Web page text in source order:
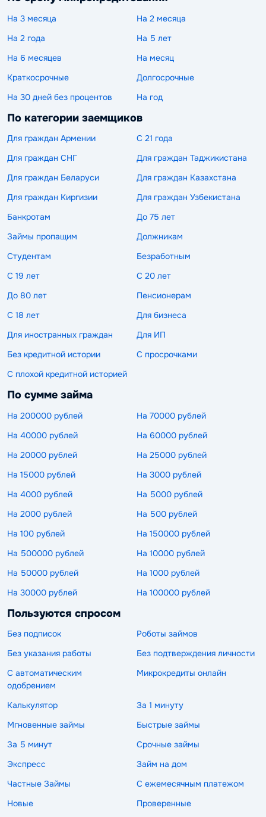
На 3 месяца
На 2 месяца
На 2 года
На 5 лет
На 6 месяцев
На месяц
Краткосрочные
Долгосрочные
На 30 дней без процентов
На год
По категории заемщиков
Для граждан Армении
С 21 года
Для граждан СНГ
Для граждан Таджикистана
Для граждан Беларуси
Для граждан Казахстана
Для граждан Киргизии
Для граждан Узбекистана
Банкротам
До 75 лет
Займы пропащим
Должникам
Студентам
Безработным
С 19 лет
С 20 лет
До 80 лет
Пенсионерам
С 18 лет
Для бизнеса
Для иностранных граждан
Для ИП
Без кредитной истории
С просрочками
С плохой кредитной историей
По сумме займа
На 200000 рублей
На 70000 рублей
На 40000 рублей
На 60000 рублей
На 20000 рублей
На 25000 рублей
На 15000 рублей
На 3000 рублей
На 4000 рублей
На 5000 рублей
На 2000 рублей
На 500 рублей
На 100 рублей
На 150000 рублей
На 500000 рублей
На 10000 рублей
На 50000 рублей
На 1000 рублей
На 30000 рублей
На 100000 рублей
Пользуются спросом
Без подписок
Роботы займов
Без указания работы
Без подтверждения личности
С автоматическим
одобрением
Микрокредиты онлайн
Калькулятор
За 1 минуту
Мгновенные займы
Быстрые займы
За 5 минут
Срочные займы
Экспресс
Займ на дом
Частные Займы
С ежемесячным платежом
Новые
Проверенные